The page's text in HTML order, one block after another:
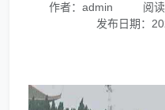
作者：admin 阅读
发布日期：